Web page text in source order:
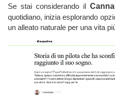
Se stai considerando il
quotidiano, inizia esplorando
un alleato naturale per una vita